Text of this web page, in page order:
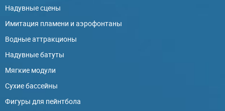
Надувные сцены
Имитация пламени и аэрофонтаны
Водные аттракционы
Надувные батуты
Мягкие модули
Сухие бассейны
Фигуры для пейнтбола